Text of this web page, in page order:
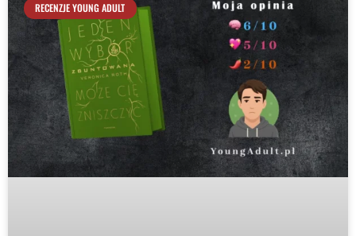
RECENZJE YOUNG ADULT